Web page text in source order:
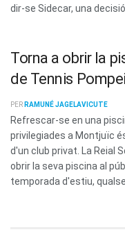
dir-se Sidecar, una
Torna a obrir la
de Tennis
PER RAMUNÉ JAGELAVICUTE
Refrescar-se en una
privilegiades a Montjuïc
d'un club privat. La Reial
obrir la seva piscina al
temporada d'estiu,